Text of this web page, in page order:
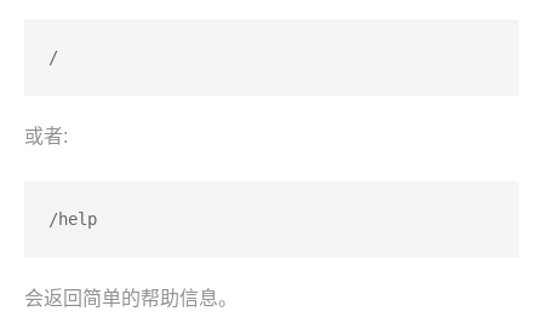
/
或者:
/help
会返回简单的帮助信息。